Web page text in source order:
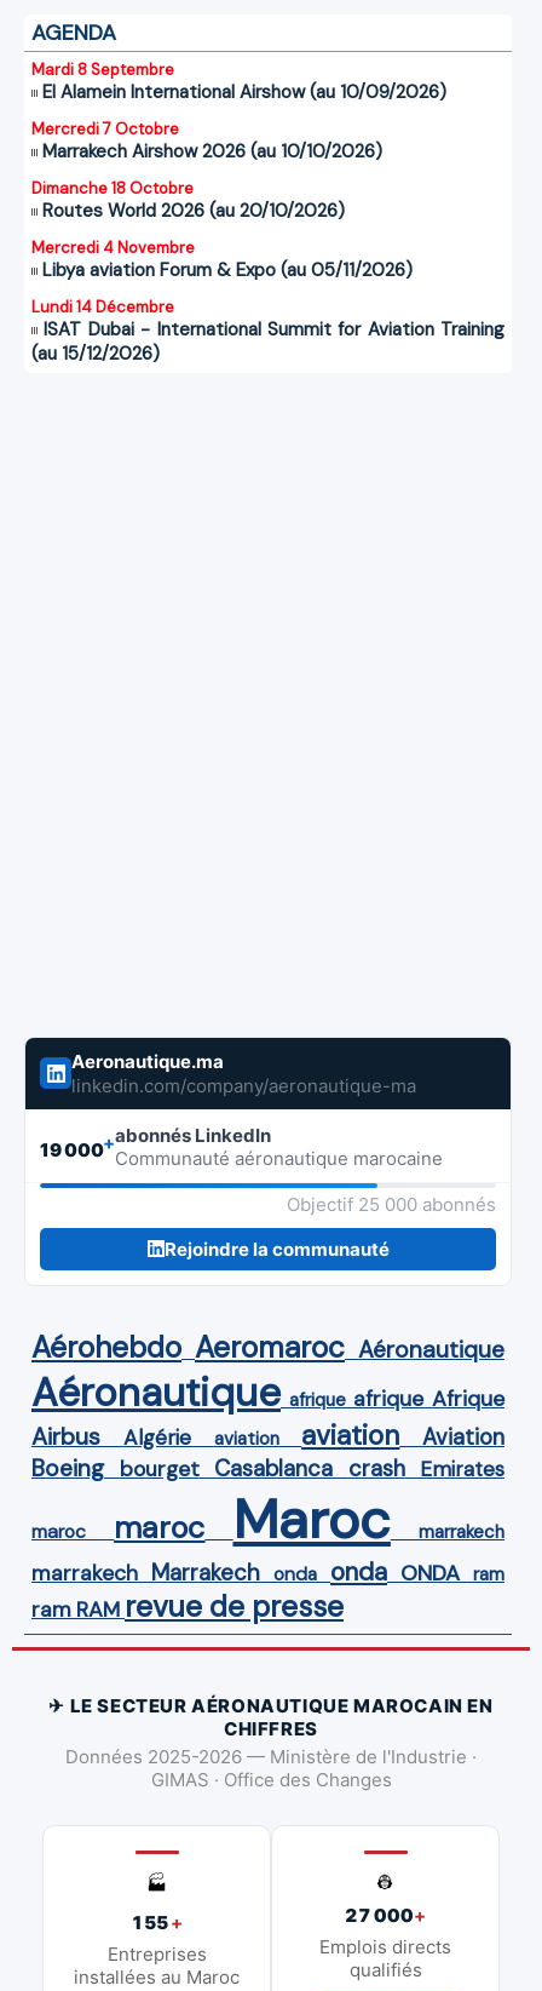
AGENDA
Mardi 8 Septembre
El Alamein International Airshow (au 10/09/2026)
Mercredi 7 Octobre
Marrakech Airshow 2026 (au 10/10/2026)
Dimanche 18 Octobre
Routes World 2026 (au 20/10/2026)
Mercredi 4 Novembre
Libya aviation Forum & Expo (au 05/11/2026)
Lundi 14 Décembre
ISAT Dubai - International Summit for Aviation Training
(au 15/12/2026)
Aeronautique.ma
linkedin.com/company/aeronautique-ma
19 000+abonnés LinkedIn
Communauté aéronautique marocaine
Objectif 25 000 abonnés
Rejoindre la communauté
Aérohebdo Aeromaroc Aéronautique
Aéronautique afrique afrique Afrique
Airbus Algérie aviation aviation Aviation
Boeing bourget Casablanca crash Emirates
maroc maroc Maroc marrakech
marrakech Marrakech onda onda ONDA ram
ram RAM revue de presse
✈ LE SECTEUR AÉRONAUTIQUE MAROCAIN EN
CHIFFRES
Données 2025-2026 — Ministère de l'Industrie ·
GIMAS · Office des Changes
🏭
155+
Entreprises
installées au Maroc
👷
27 000+
Emplois directs
qualifiés